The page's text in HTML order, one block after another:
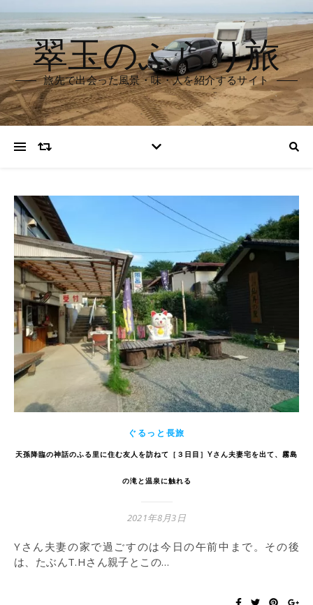
翠玉のふらり旅
旅先で出会った風景・味・人を紹介するサイト
ぐるっと長旅
天孫降臨の神話のふる里に住む友人を訪ねて［３日目］Yさん夫妻宅を出て、霧島
の滝と温泉に触れる
2021年8月3日
Yさん夫妻の家で過ごすのは今日の午前中まで。その後
は、たぶんT.Hさん親子とこの…